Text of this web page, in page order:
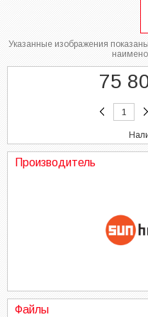
Указанные изображения
75
Производитель
Файлы